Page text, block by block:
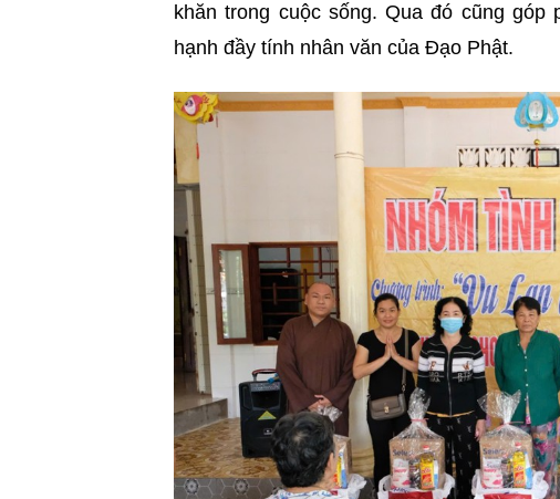
khăn trong cuộc sống. Qua đó cũng
hạnh đầy tính nhân văn của Đạo Phật.